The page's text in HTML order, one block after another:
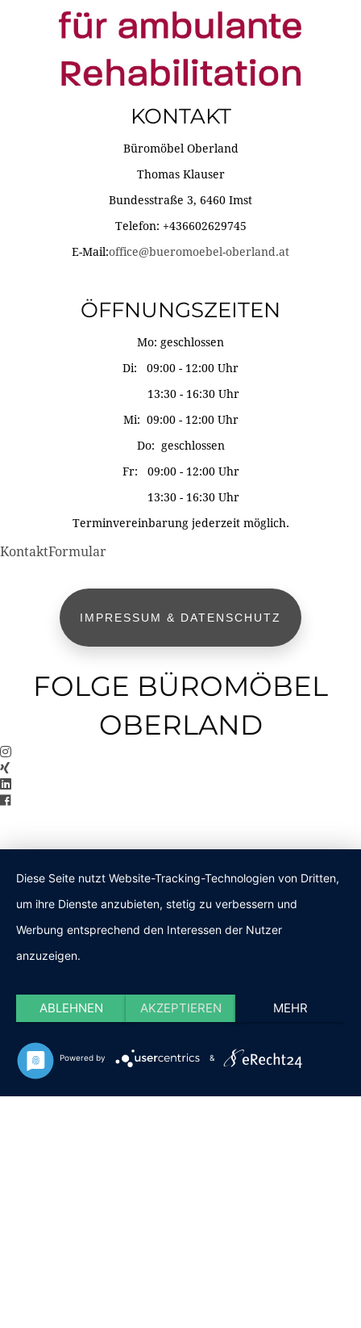
KONTAKT
Büromöbel Oberland
Thomas Klauser
Bundesstraße 3, 6460 Imst
Telefon: +436602629745
E-Mail:office@bueromoebel-oberland.at
ÖFFNUNGSZEITEN
Mo: geschlossen
Di: 09:00 - 12:00 Uhr
13:30 - 16:30 Uhr
Mi: 09:00 - 12:00 Uhr
Do: geschlossen
Fr: 09:00 - 12:00 Uhr
13:30 - 16:30 Uhr
Terminvereinbarung jederzeit möglich.
KontaktFormular
IMPRESSUM & DATENSCHUTZ
FOLGE BÜROMÖBEL
OBERLAND
Diese Seite nutzt Website-Tracking-Technologien von Dritten,
um ihre Dienste anzubieten, stetig zu verbessern und
Werbung entsprechend den Interessen der Nutzer
anzuzeigen.
ABLEHNEN AKZEPTIEREN MEHR
Powered by &